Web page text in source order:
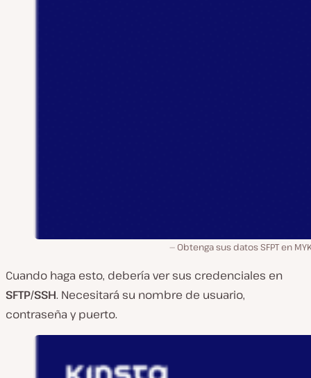
Obtenga sus datos SFPT en
Cuando haga esto, debería ver sus credenciales en
SFTP/SSH. Necesitará su nombre de usuario,
contraseña y puerto.